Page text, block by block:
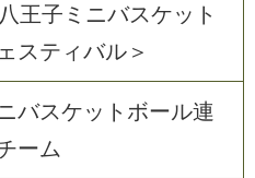
王子ミニバスケット
スティバル＞
バスケットボール連
ーム